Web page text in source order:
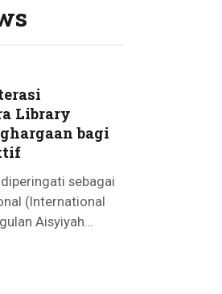
Library
bagi
sebagai
(International
Aisyiyah…